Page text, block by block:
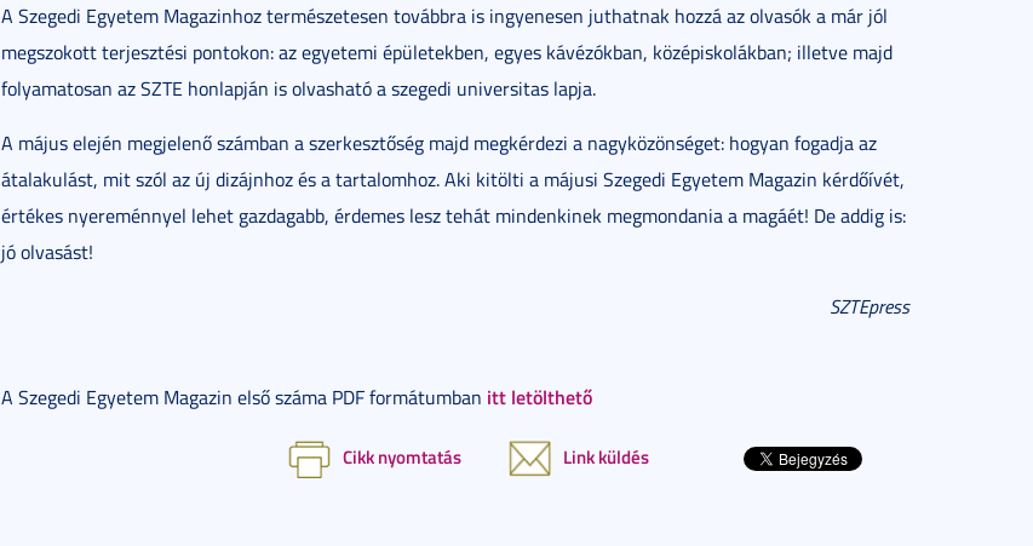
A Szegedi Egyetem Magazinhoz természetesen továbbra is ingyenesen juthatnak hozzá az olvasók a már jól
megszokott terjesztési pontokon: az egyetemi épületekben, egyes kávézókban, középiskolákban; illetve majd
folyamatosan az SZTE honlapján is olvasható a szegedi universitas lapja.
A május elején megjelenő számban a szerkesztőség majd megkérdezi a nagyközönséget: hogyan fogadja az
átalakulást, mit szól az új dizájnhoz és a tartalomhoz. Aki kitölti a májusi Szegedi Egyetem Magazin kérdőívét,
értékes nyereménnyel lehet gazdagabb, érdemes lesz tehát mindenkinek megmondania a magáét! De addig is:
jó olvasást!
SZTEpress
A Szegedi Egyetem Magazin első száma PDF formátumban itt letölthető
Cikk nyomtatás Link küldés